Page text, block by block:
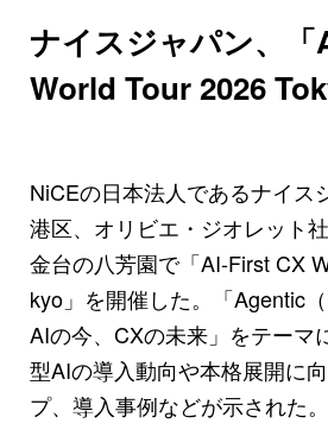
ナイスジャパン、
World Tour 2026
NiCEの日本法人であるナイス
港区、オリビエ・ジオレット
金台の八芳園で「AI-First CX
kyo」を開催した。「Agentic
AIの今、CXの未来」をテーマ
型AIの導入動向や本格展開に
プ、導入事例などが示された。